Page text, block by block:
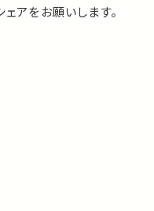
アをお願いします。